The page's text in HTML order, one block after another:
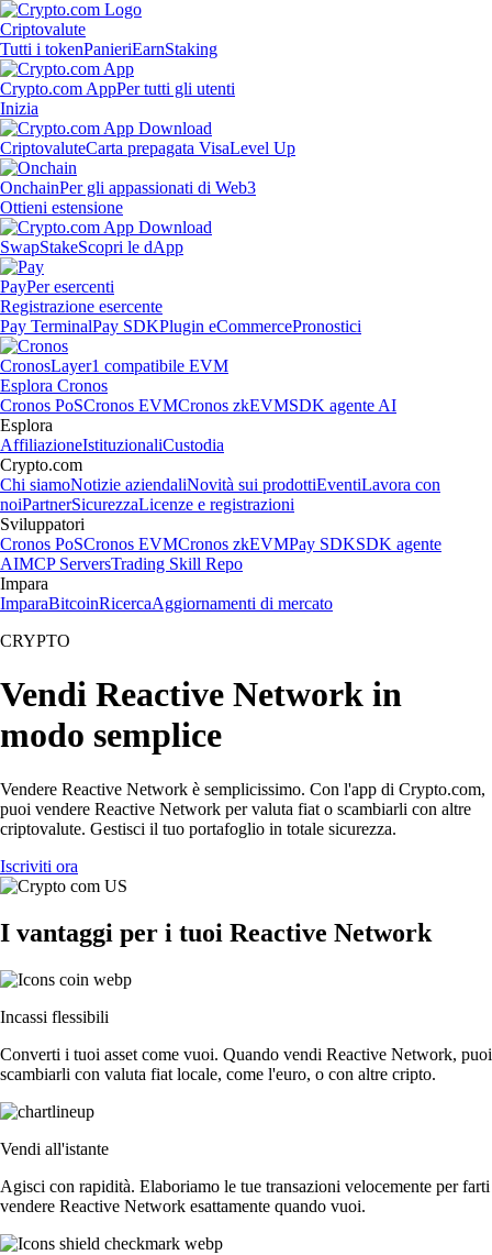
Criptovalute
Tutti i tokenPanieriEarnStaking
Crypto.com AppPer tutti gli utenti
Inizia
CriptovaluteCarta prepagata VisaLevel Up
OnchainPer gli appassionati di Web3
Ottieni estensione
SwapStakeScopri le dApp
PayPer esercenti
Registrazione esercente
Pay TerminalPay SDKPlugin eCommercePronostici
CronosLayer1 compatibile EVM
Esplora Cronos
Cronos PoSCronos EVMCronos zkEVMSDK agente AI
Esplora
AffiliazioneIstituzionaliCustodia
Crypto.com
Chi siamoNotizie aziendaliNovità sui prodottiEventiLavora con
noiPartnerSicurezzaLicenze e registrazioni
Sviluppatori
Cronos PoSCronos EVMCronos zkEVMPay SDKSDK agente
AIMCP ServersTrading Skill Repo
Impara
ImparaBitcoinRicercaAggiornamenti di mercato
CRYPTO
Vendi Reactive Network in
modo semplice
Vendere Reactive Network è semplicissimo. Con l'app di Crypto.com,
puoi vendere Reactive Network per valuta fiat o scambiarli con altre
criptovalute. Gestisci il tuo portafoglio in totale sicurezza.
Iscriviti ora
I vantaggi per i tuoi Reactive Network
Incassi flessibili
Converti i tuoi asset come vuoi. Quando vendi Reactive Network, puoi
scambiarli con valuta fiat locale, come l'euro, o con altre cripto.
Vendi all'istante
Agisci con rapidità. Elaboriamo le tue transazioni velocemente per farti
vendere Reactive Network esattamente quando vuoi.